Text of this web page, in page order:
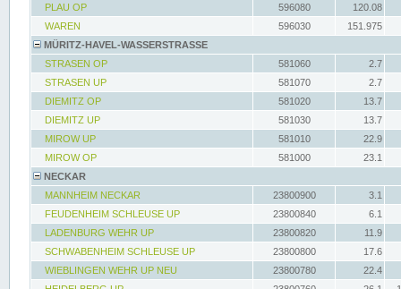
PLAU OP
596080
120.08
WAREN
596030
151.975
MÜRITZ-HAVEL-WASSERSTRASSE
STRASEN OP
581060
2.7
STRASEN UP
581070
2.7
DIEMITZ OP
581020
13.7
DIEMITZ UP
581030
13.7
MIROW UP
581010
22.9
MIROW OP
581000
23.1
NECKAR
MANNHEIM NECKAR
23800900
3.1
FEUDENHEIM SCHLEUSE UP
23800840
6.1
LADENBURG WEHR UP
23800820
11.9
SCHWABENHEIM SCHLEUSE UP
23800800
17.6
WIEBLINGEN WEHR UP NEU
23800780
22.4